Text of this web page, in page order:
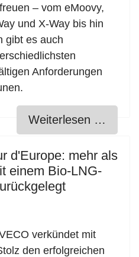
– vom eMoovy,
und X-Way bis hin
gibt es auch
Anforderungen
Weiterlesen …
d'Europe: mehr als
einem Bio-LNG-
verkündet mit
den erfolgreichen